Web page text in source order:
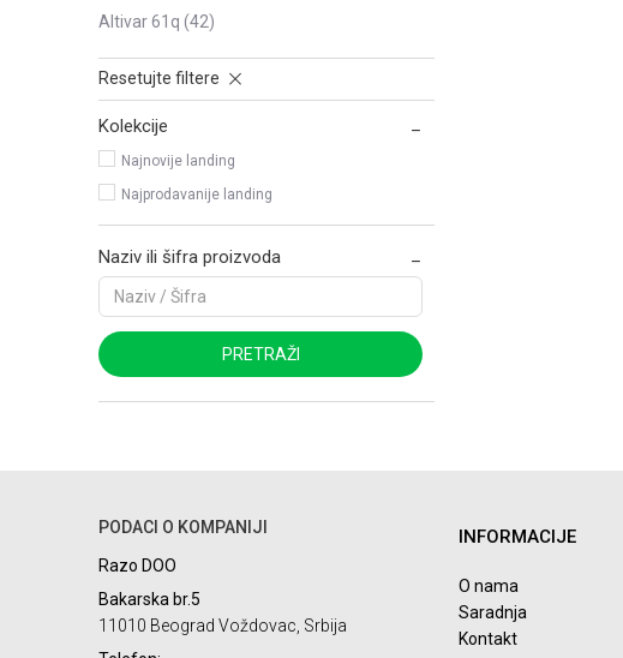
altivar 61q (42)
Resetujte filtere
Kolekcije
Najnovije landing
Najprodavanije landing
Naziv ili šifra proizvoda
PRETRAŽI
PODACI O KOMPANIJI
Razo DOO
Bakarska br.5
11010 Beograd Voždovac, Srbija
INFORMACIJE
O nama
Saradnja
Kontakt